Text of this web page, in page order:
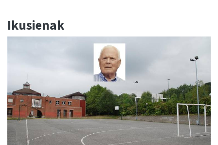
Ikusienak